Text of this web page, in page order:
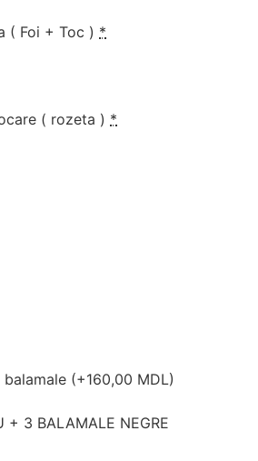
( Foi + Toc ) *
( rozeta ) *
balamale (+160,00 MDL)
+ 3 BALAMALE NEGRE